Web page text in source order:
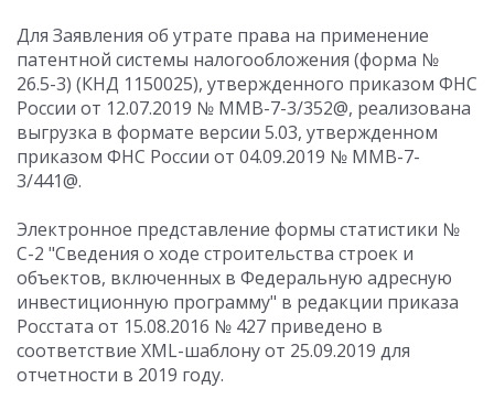
Для Заявления об утрате права на применение
патентной системы налогообложения (форма №
26.5-3) (КНД 1150025), утвержденного приказом ФНС
России от 12.07.2019 № ММВ-7-3/352@, реализована
выгрузка в формате версии 5.03, утвержденном
приказом ФНС России от 04.09.2019 № ММВ-7-
3/441@.
Электронное представление формы статистики №
С-2 "Сведения о ходе строительства строек и
объектов, включенных в Федеральную адресную
инвестиционную программу" в редакции приказа
Росстата от 15.08.2016 № 427 приведено в
соответствие XML-шаблону от 25.09.2019 для
отчетности в 2019 году.